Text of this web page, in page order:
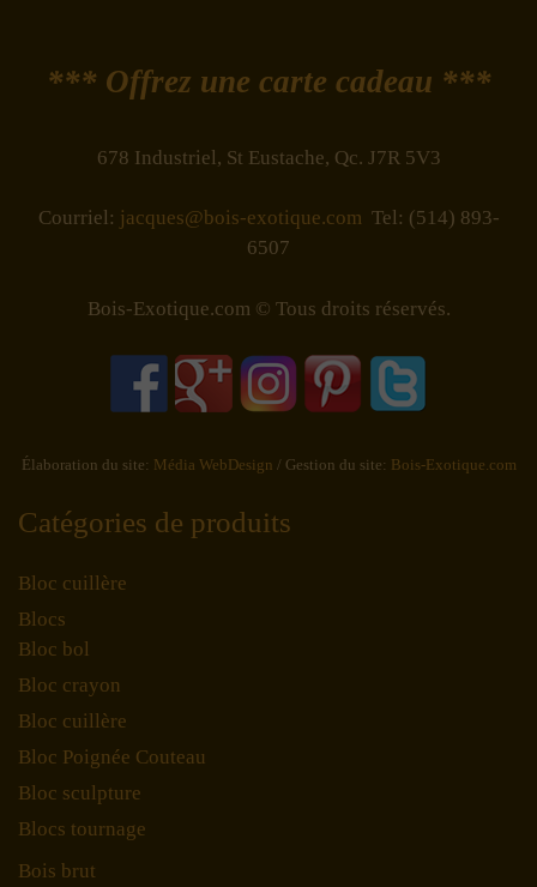
*** Offrez une carte cadeau ***
678 Industriel, St Eustache, Qc. J7R 5V3
Courriel: jacques@bois-exotique.com Tel: (514) 893-
6507
Bois-Exotique.com © Tous droits réservés.
Élaboration du site: Média WebDesign / Gestion du site: Bois-Exotique.com
Catégories de produits
Bloc cuillère
Blocs
Bloc bol
Bloc crayon
Bloc cuillère
Bloc Poignée Couteau
Bloc sculpture
Blocs tournage
Bois brut